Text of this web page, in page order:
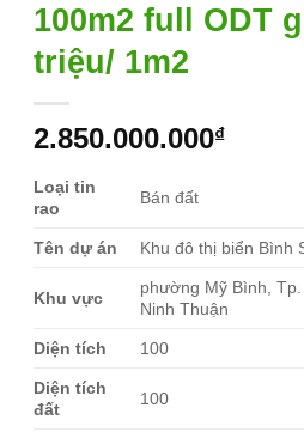
100m2 full ODT
triệu/ 1m2
2.850.000.000₫
Loại tin
rao
Bán đất
Tên dự án Khu đô thị biển Bình
Khu vực
phường Mỹ Bình, Tp.
Ninh Thuận
Diện tích 100
Diện tích
đất
100